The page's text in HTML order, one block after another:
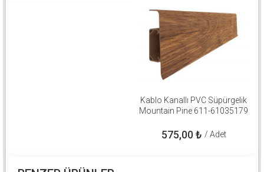
Kablo Kanallı PVC Süpürgelik
Mountain Pine 611-61035179
575,00₺ / Adet